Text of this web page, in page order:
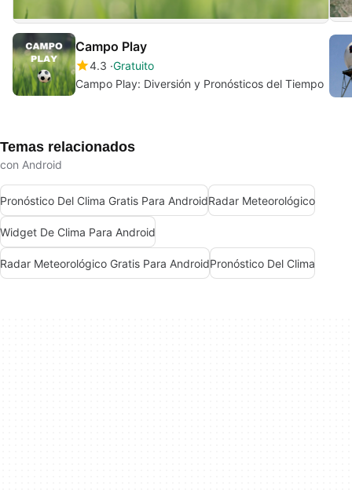
Campo Play
4.3 Gratuito
Campo Play: Diversión y Pronósticos del Tiempo
Temas relacionados
con Android
Pronóstico Del Clima Gratis Para AndroidRadar Meteorológico
Widget De Clima Para Android
Radar Meteorológico Gratis Para AndroidPronóstico Del Clima